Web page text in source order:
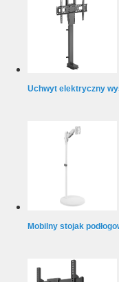
Uchwyt elektryczny
Mobilny stojak